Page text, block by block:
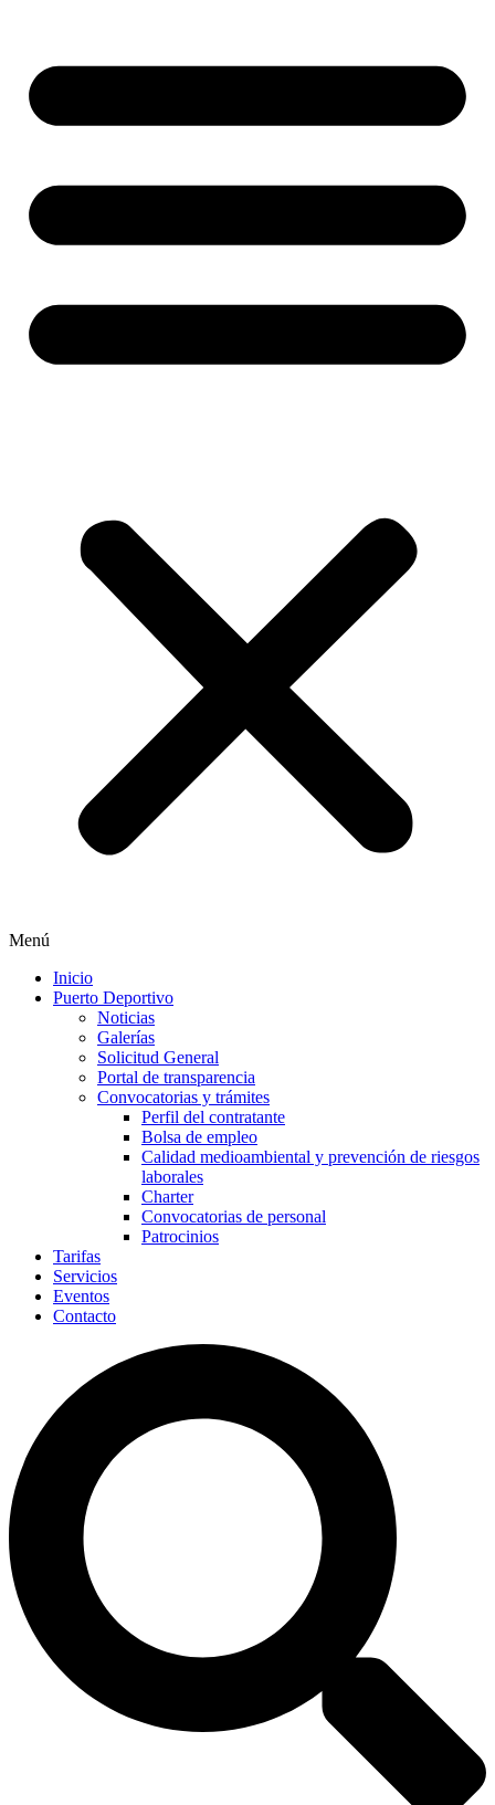
Menú
Inicio
Puerto Deportivo
Noticias
Galerías
Solicitud General
Portal de transparencia
Convocatorias y trámites
Perfil del contratante
Bolsa de empleo
Calidad medioambiental y prevención de riesgos
laborales
Charter
Convocatorias de personal
Patrocinios
Tarifas
Servicios
Eventos
Contacto